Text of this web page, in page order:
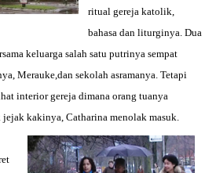
ritual gereja katolik,
bahasa dan liturginya. Dua
keluarga salah satu putrinya sempat
Merauke,dan sekolah asramanya. Tetapi
interior gereja dimana orang tuanya
kakinya, Catharina menolak masuk.